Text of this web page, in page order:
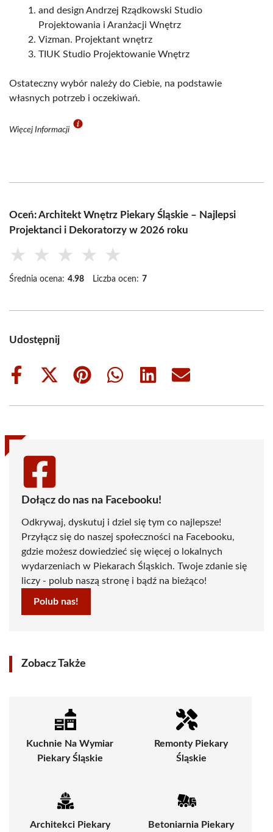
and design Andrzej Rządkowski Studio
Projektowania i Aranżacji Wnętrz
Vizman. Projektant wnętrz
TIUK Studio Projektowanie Wnętrz
Ostateczny wybór należy do Ciebie, na podstawie
własnych potrzeb i oczekiwań.
Więcej Informacji
Oceń: Architekt Wnętrz Piekary Śląskie – Najlepsi
Projektanci i Dekoratorzy w 2026 roku
★ ★ ★ ★ ★
Średnia ocena: 4.98 Liczba ocen: 7
Udostępnij
Share
Share
(Twitter)
Share
Share
Share
Share
Dołącz do nas na Facebooku!
Odkrywaj, dyskutuj i dziel się tym co najlepsze!
Przyłącz się do naszej społeczności na Facebooku,
gdzie możesz dowiedzieć się więcej o lokalnych
wydarzeniach w Piekarach Śląskich. Twoje zdanie się
liczy - polub naszą stronę i bądź na bieżąco!
Polub nas!
Zobacz Także
Kuchnie Na Wymiar
Piekary Śląskie
Remonty Piekary
Śląskie
Architekci Piekary
Betoniarnia Piekary